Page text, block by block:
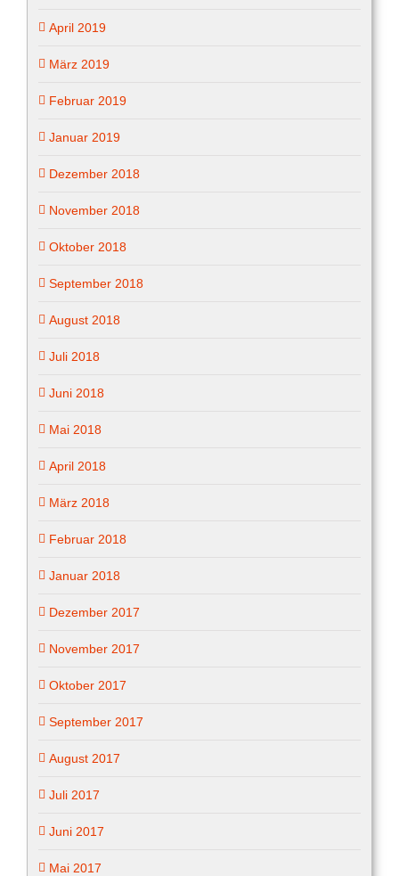
April 2019
März 2019
Februar 2019
Januar 2019
Dezember 2018
November 2018
Oktober 2018
September 2018
August 2018
Juli 2018
Juni 2018
Mai 2018
April 2018
März 2018
Februar 2018
Januar 2018
Dezember 2017
November 2017
Oktober 2017
September 2017
August 2017
Juli 2017
Juni 2017
Mai 2017